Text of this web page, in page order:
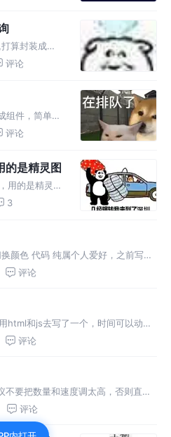
空,最里面的
算封装成组
地址,ui框架
国市级城市
评论
组件，简单的
评论
的是精灵图
用的是精灵
景图片的X Y
3
颜色 代码 纯属个人爱好，之前写的
接 或者直接复制也行 不过要引入JQ
评论
html和js去写了一个，时间可以动，
改，，只有那几个icon是图片，其他
评论
要把数量和速度调太高，否则直接
量，范围和时间，时间越少速度越快
中小点就是将要绽开的烟花
评论